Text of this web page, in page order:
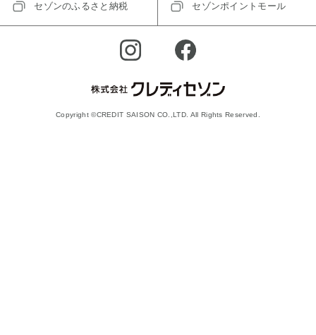
セゾンのふるさと納税 セゾンポイントモール
Copyright ©CREDIT SAISON CO.,LTD. All Rights Reserved.